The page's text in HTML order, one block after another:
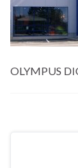
OLYMPUS